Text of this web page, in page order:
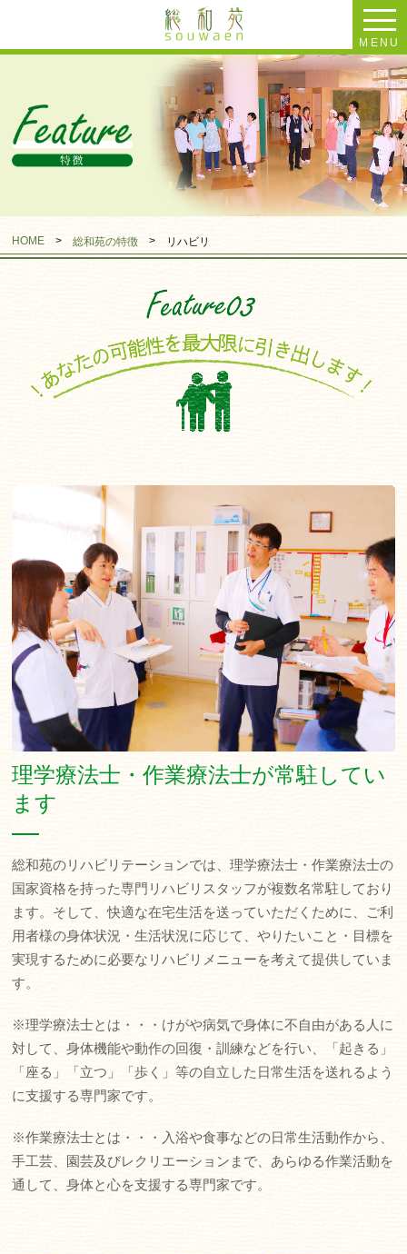
MENU
HOME >総和苑の特徴 > リハビリ
理学療法士・作業療法士が常駐してい
ます
総和苑のリハビリテーションでは、理学療法士・作業療法士の
国家資格を持った専門リハビリスタッフが複数名常駐しており
ます。そして、快適な在宅生活を送っていただくために、ご利
用者様の身体状況・生活状況に応じて、やりたいこと・目標を
実現するために必要なリハビリメニューを考えて提供していま
す。
※理学療法士とは・・・けがや病気で身体に不自由がある人に
対して、身体機能や動作の回復・訓練などを行い、「起きる」
「座る」「立つ」「歩く」等の自立した日常生活を送れるよう
に支援する専門家です。
※作業療法士とは・・・入浴や食事などの日常生活動作から、
手工芸、園芸及びレクリエーションまで、あらゆる作業活動を
通して、身体と心を支援する専門家です。